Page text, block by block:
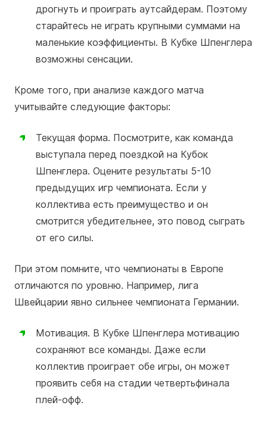
дрогнуть и проиграть аутсайдерам. Поэтому
старайтесь не играть крупными суммами на
маленькие коэффициенты. В Кубке Шпенглера
возможны сенсации.
Кроме того, при анализе каждого матча
учитывайте следующие факторы:
Текущая форма. Посмотрите, как команда
выступала перед поездкой на Кубок
Шпенглера. Оцените результаты 5-10
предыдущих игр чемпионата. Если у
коллектива есть преимущество и он
смотрится убедительнее, это повод сыграть
от его силы.
При этом помните, что чемпионаты в Европе
отличаются по уровню. Например, лига
Швейцарии явно сильнее чемпионата Германии.
Мотивация. В Кубке Шпенглера мотивацию
сохраняют все команды. Даже если
коллектив проиграет обе игры, он может
проявить себя на стадии четвертьфинала
плей-офф.